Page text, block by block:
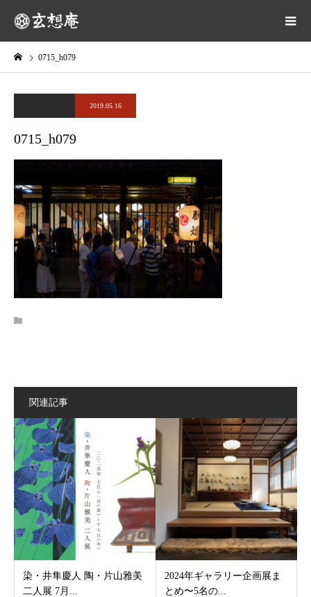
0715_h079
2019.05.16
0715_h079
関連記事
染・井隼慶人 陶・片山雅美
二人展 7月...
2024年ギャラリー企画展ま
とめ〜5名の...